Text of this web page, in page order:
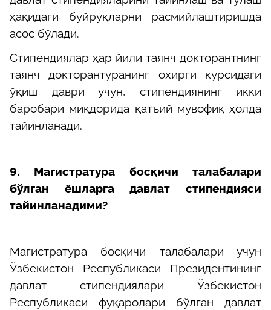
ҳақидаги буйруқларни расмийлаштиришда
асос бўлади.
Стипендиялар ҳар йили таянч докторантнинг
таянч докторантуранинг охирги курсидаги
ўқиш даври учун, стипендиянинг икки
баробари миқдорида қатъий мувофиқ ҳолда
тайинланади.
9. Магистратура босқичи талабалари
бўлган ёшларга давлат стипендияси
тайинланадими?
Магистратура босқичи талабалари учун
Ўзбекистон Республикаси Президентининг
давлат стипендиялари Ўзбекистон
Республикаси фуқаролари бўлган давлат